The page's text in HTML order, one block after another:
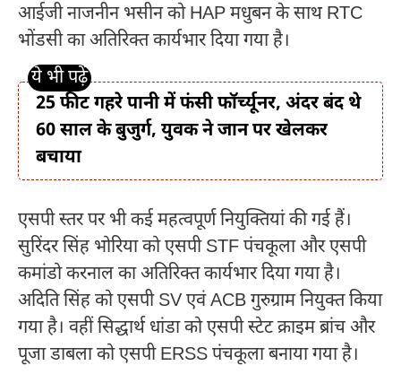
आईजीनाजनीन भसीनको HAP मधुबन के साथ RTC
भोंडसी का अतिरिक्त कार्यभार दिया गया है।
25 फीट गहरे पानी में फंसी फॉर्च्यूनर, अंदर बंद थे
60 साल के बुजुर्ग, युवक ने जान पर खेलकर
बचाया
एसपी स्तर पर भी कई महत्वपूर्ण नियुक्तियां की गई हैं।
सुरिंदर सिंह भोरियाको एसपी STF पंचकूला और एसपी
कमांडो करनाल का अतिरिक्त कार्यभार दिया गया है।
अदिति सिंहको एसपी SV एवं ACB गुरुग्राम नियुक्त किया
गया है। वहींसिद्धार्थ धांडाको एसपी स्टेट क्राइम ब्रांच और
पूजा डाबलाको एसपी ERSS पंचकूला बनाया गया है।